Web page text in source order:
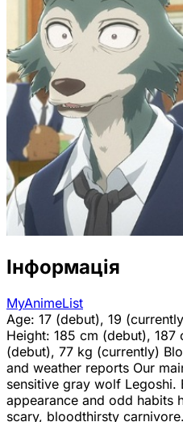
Інформація
MyAnimeList
Age: 17 (debut), 19
Height: 185 cm (debut), 187
(debut), 77 kg (currently)
and weather reports Our
sensitive gray wolf Legoshi.
appearance and odd habits
scary, bloodthirsty